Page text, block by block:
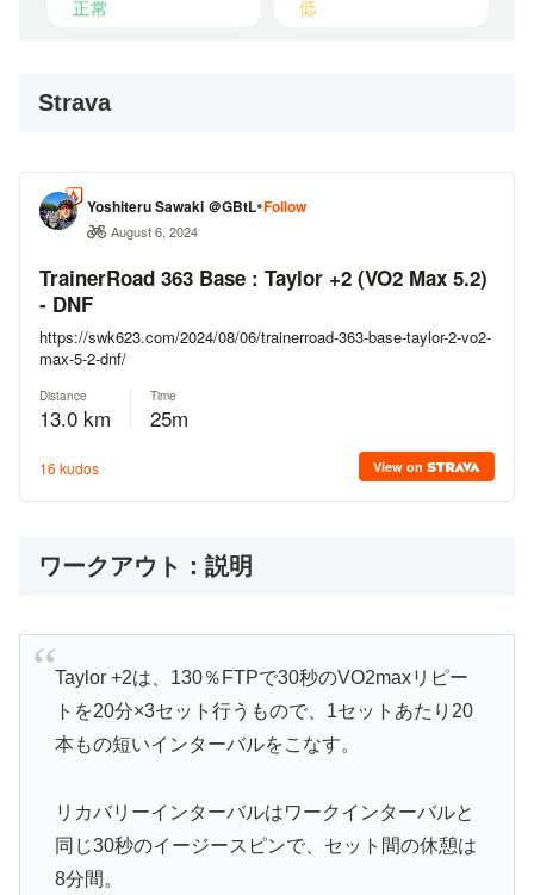
Strava
ワークアウト：説明
Taylor +2は、130％FTPで30秒のVO2maxリピー
トを20分×3セット行うもので、1セットあたり20
本もの短いインターバルをこなす。
リカバリーインターバルはワークインターバルと
同じ30秒のイージースピンで、セット間の休憩は
8分間。